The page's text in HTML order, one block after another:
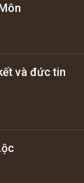
và đức tin